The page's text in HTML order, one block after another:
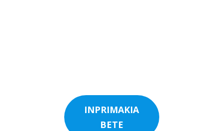
INPRIMAKIA
BETE